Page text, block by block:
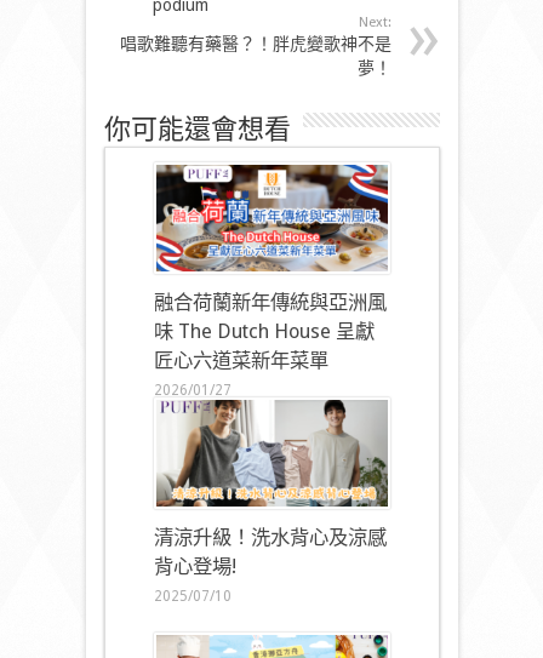
podium
Next:
唱歌難聽有藥醫？！胖虎變歌神不是
夢！
你可能還會想看
融合荷蘭新年傳統與亞洲風
味 The Dutch House 呈獻
匠心六道菜新年菜單
2026/01/27
清涼升級！洗水背心及涼感
背心登場!
2025/07/10